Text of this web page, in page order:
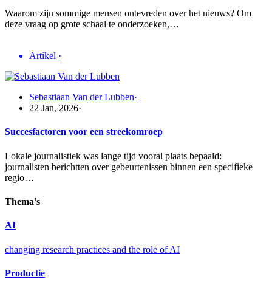
Waarom zijn sommige mensen ontevreden over het nieuws? Om
deze vraag op grote schaal te onderzoeken,…
Artikel ·
Sebastiaan Van der Lubben·
22 Jan, 2026·
Succesfactoren voor een streekomroep
Lokale journalistiek was lange tijd vooral plaats bepaald:
journalisten berichtten over gebeurtenissen binnen een specifieke
regio…
Thema's
AI
changing research practices and the role of AI
Productie